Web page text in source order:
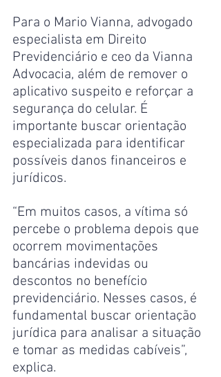
Para o Mario Vianna, advogado
especialista em Direito
Previdenciário e ceo da Vianna
Advocacia, além de remover o
aplicativo suspeito e reforçar a
segurança do celular. É
importante buscar orientação
especializada para identificar
possíveis danos financeiros e
jurídicos.
“Em muitos casos, a vítima só
percebe o problema depois que
ocorrem movimentações
bancárias indevidas ou
descontos no benefício
previdenciário. Nesses casos, é
fundamental buscar orientação
jurídica para analisar a situação
e tomar as medidas cabíveis”,
explica.